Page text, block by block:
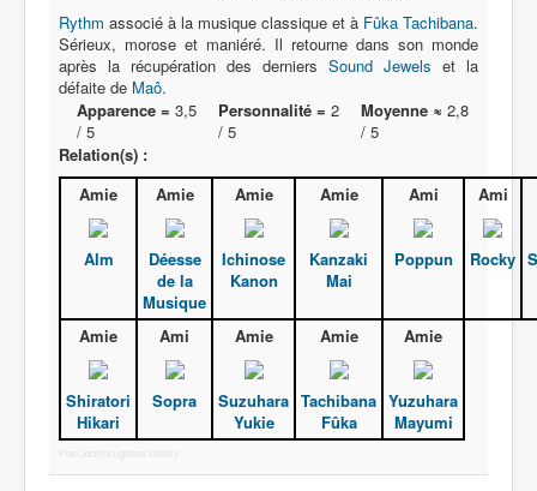
Rythm associé à la musique classique et à Fûka Tachibana.
Sérieux, morose et maniéré. Il retourne dans son monde
après la récupération des derniers Sound Jewels et la
défaite de Maô.
Apparence = 3,5
/ 5
Personnalité = 2
/ 5
Moyenne ≈ 2,8
/ 5
Relation(s) :
Amie
Alm
Amie
Déesse
de la
Musique
Amie
Ichinose
Kanon
Amie
Kanzaki
Mai
Ami
Poppun
Ami
Rocky
Amie
Shiratori
Hikari
Ami
Sopra
Amie
Suzuhara
Yukie
Amie
Tachibana
Fûka
Amie
Yuzuhara
Mayumi